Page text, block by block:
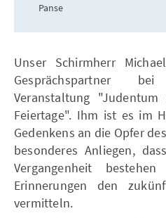
Panse
Unser Schirmherr
Gesprächspartner
Veranstaltung
Feiertage". Ihm ist es im
Gedenkens an die Opfer
besonderes Anliegen,
Vergangenheit
Erinnerungen den
vermitteln.